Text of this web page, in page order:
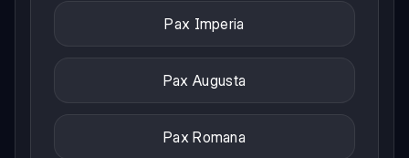
Pax Imperia
Pax Augusta
Pax Romana